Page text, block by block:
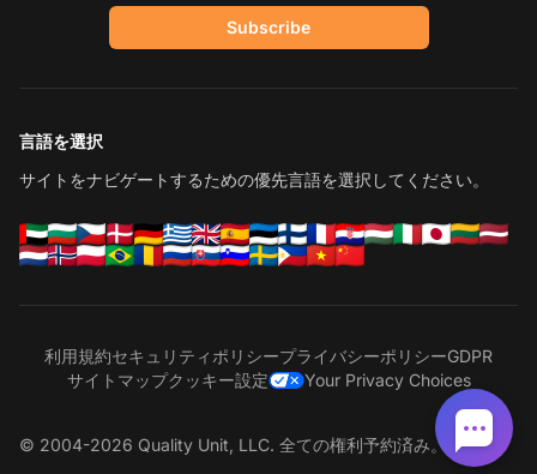
Subscribe
言語を選択
サイトをナビゲートするための優先言語を選択してください。
利用規約セキュリティポリシープライバシーポリシーGDPR
サイトマップクッキー設定 Your Privacy Choices
© 2004-2026 Quality Unit, LLC. 全ての権利予約済み。